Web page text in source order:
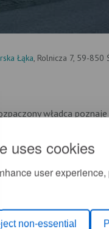
uses cookies
user
non-essential
Łąka, Rolnicza 7, 59-
władca